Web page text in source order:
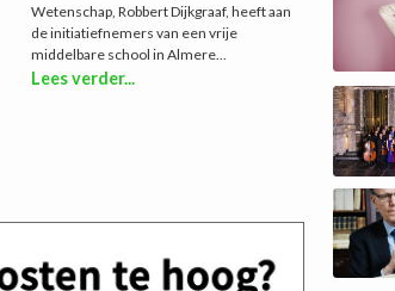
Wetenschap, Robbert Dijkgraaf, heeft aan
de initiatiefnemers van een vrije
middelbare school in Almere...
Lees verder...